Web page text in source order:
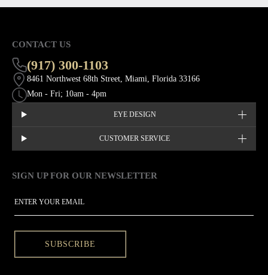
CONTACT US
(917) 300-1103
8461 Northwest 68th Street, Miami, Florida 33166
Mon - Fri; 10am - 4pm
EYE DESIGN
CUSTOMER SERVICE
SIGN UP FOR OUR NEWSLETTER
SUBSCRIBE